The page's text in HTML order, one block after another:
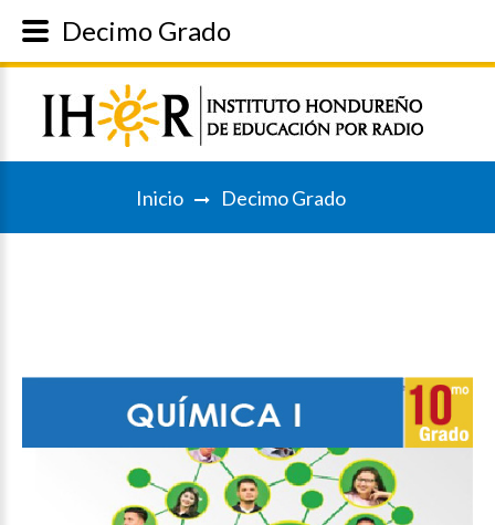
Inicio Decimo Grado
Decimo Grado